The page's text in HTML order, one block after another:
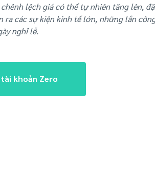
lệch giá có thể tự nhiên tăng lên,
ra các sự kiện kinh tế lớn, những lần
nghỉ lễ.
khoản Zero